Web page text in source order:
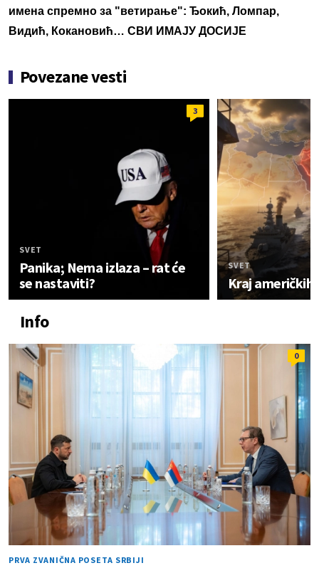
имена спремно за "ветирање": Ђокић, Ломпар,
Видић, Кокановић… СВИ ИМАЈУ ДОСИЈЕ
Povezane vesti
3
SVET
Panika; Nema izlaza – rat će
se nastaviti?
SVET
Kraj američkih
Info
0
PRVA ZVANIČNA POSETA SRBIJI